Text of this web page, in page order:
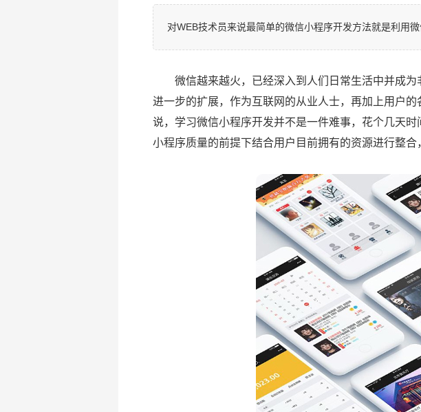
对WEB技术员来说最简单的微信小程序开发方法就是利用微
微信越来越火，已经深入到人们日常生活中并成为
进一步的扩展，作为互联网的从业人士，再加上用户
说，学习微信小程序开发并不是一件难事，花个几天
小程序质量的前提下结合用户目前拥有的资源进行整合